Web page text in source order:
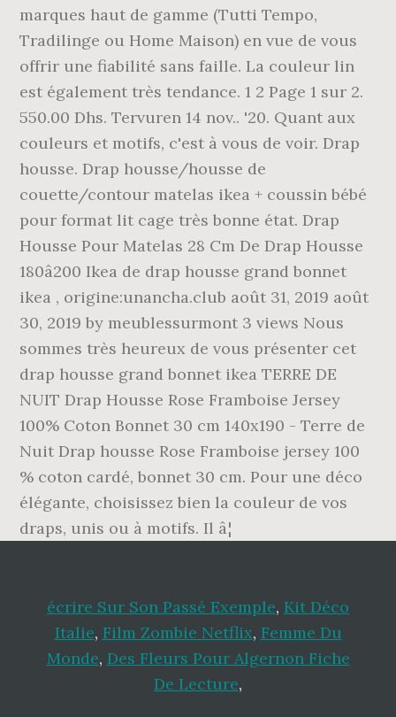
marques haut de gamme (Tutti Tempo,
Tradilinge ou Home Maison) en vue de vous
offrir une fiabilité sans faille. La couleur lin
est également très tendance. 1 2 Page 1 sur 2.
550.00 Dhs. Tervuren 14 nov.. '20. Quant aux
couleurs et motifs, c'est à vous de voir. Drap
housse. Drap housse/housse de
couette/contour matelas ikea + coussin bébé
pour format lit cage très bonne état. Drap
Housse Pour Matelas 28 Cm De Drap Housse
180â200 Ikea de drap housse grand bonnet
ikea , origine:unancha.club août 31, 2019 août
30, 2019 by meublessurmont 3 views Nous
sommes très heureux de vous présenter cet
drap housse grand bonnet ikea TERRE DE
NUIT Drap Housse Rose Framboise Jersey
100% Coton Bonnet 30 cm 140x190 - Terre de
Nuit Drap housse Rose Framboise jersey 100
% coton cardé, bonnet 30 cm. Pour une déco
élégante, choisissez bien la couleur de vos
draps, unis ou à motifs. Il â¦
écrire Sur Son Passé Exemple, Kit Déco
Italie, Film Zombie Netflix, Femme Du
Monde, Des Fleurs Pour Algernon Fiche
De Lecture,